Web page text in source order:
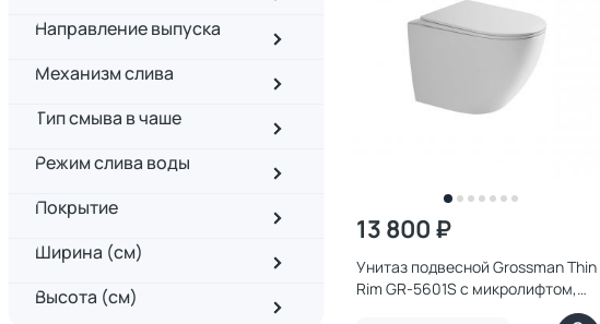
Направление выпуска
Механизм слива
Тип смыва в чаше
Режим слива воды
Покрытие
Ширина (см)
Высота (см)
13 800 ₽
Унитаз подвесной Grossman Thin
Rim GR-5601S с микролифтом,